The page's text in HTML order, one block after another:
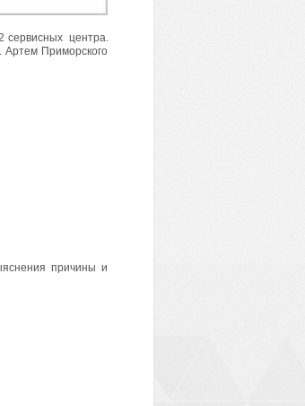
сервисных центра.
Артем Приморского
причины и